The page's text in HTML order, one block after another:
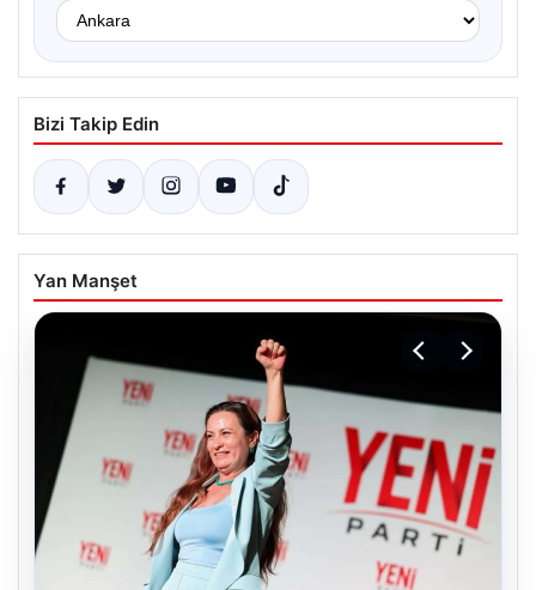
Bizi Takip Edin
Yan Manşet